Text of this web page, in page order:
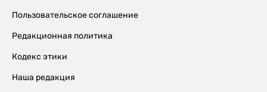
Пользовательское соглашение
Редакционная политика
Кодекс этики
Наша редакция